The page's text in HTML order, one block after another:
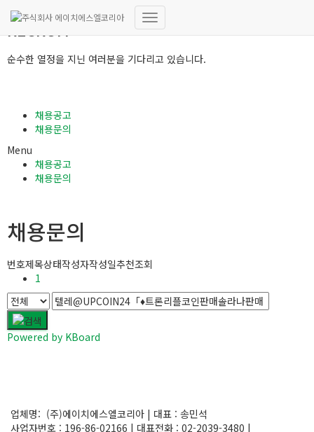
내
게
RECRUIT
순수한 열정을 지닌 여러분을 기다리고 있습니다.
채용공고
채용문의
Menu
채용공고
채용문의
채용문의
번호제목상태작성자작성일추천조회
1
Powered by KBoard
업체명: (주)에이치에스엘코리아 | 대표 : 송민석
사업자번호 : 196-86-02166 | 대표전화 : 02-2039-3480 |